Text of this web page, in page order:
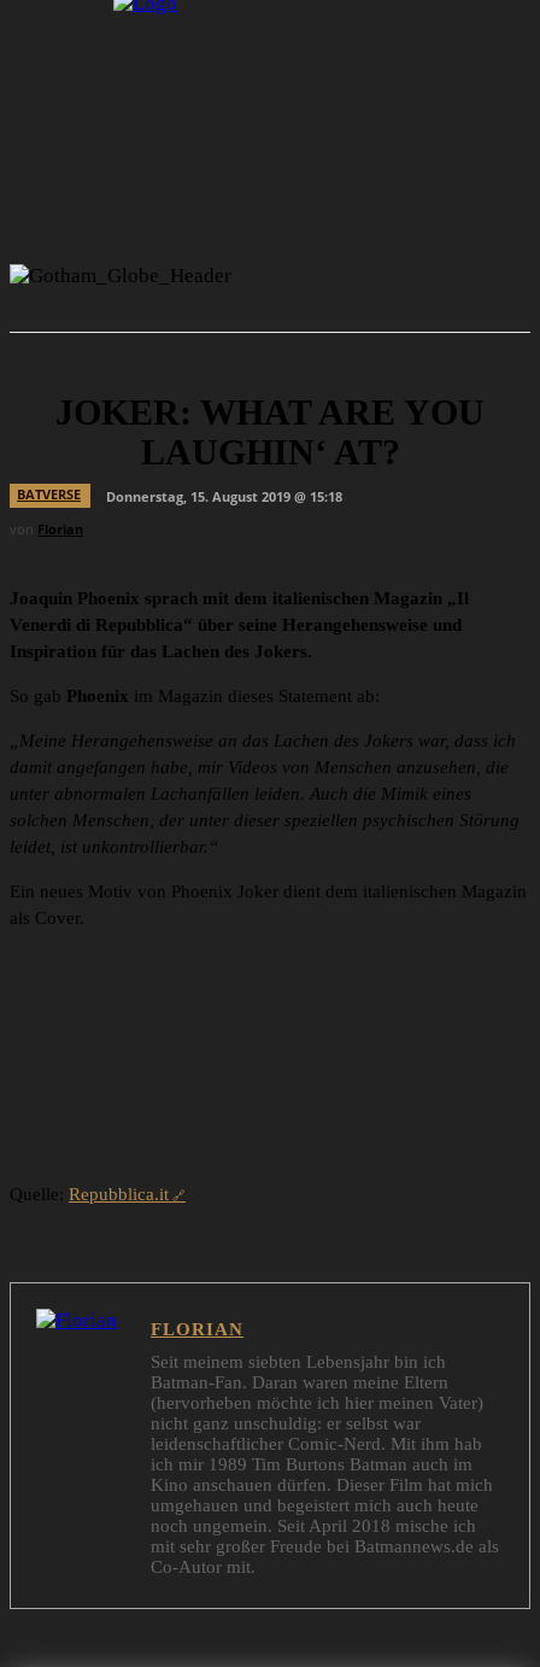
JOKER: WHAT ARE YOU
LAUGHIN‘ AT?
BATVERSE
Donnerstag, 15. August 2019 @ 15:18
von Florian
Joaquin Phoenix sprach mit dem italienischen Magazin „Il
Venerdi di Repubblica“ über seine Herangehensweise und
Inspiration für das Lachen des Jokers.
So gab Phoenix im Magazin dieses Statement ab:
„Meine Herangehensweise an das Lachen des Jokers war, dass ich
damit angefangen habe, mir Videos von Menschen anzusehen, die
unter abnormalen Lachanfällen leiden. Auch die Mimik eines
solchen Menschen, der unter dieser speziellen psychischen Störung
leidet, ist unkontrollierbar.“
Ein neues Motiv von Phoenix Joker dient dem italienischen Magazin
als Cover.
Quelle: Repubblica.it
FLORIAN
Seit meinem siebten Lebensjahr bin ich
Batman-Fan. Daran waren meine Eltern
(hervorheben möchte ich hier meinen Vater)
nicht ganz unschuldig: er selbst war
leidenschaftlicher Comic-Nerd. Mit ihm hab
ich mir 1989 Tim Burtons Batman auch im
Kino anschauen dürfen. Dieser Film hat mich
umgehauen und begeistert mich auch heute
noch ungemein. Seit April 2018 mische ich
mit sehr großer Freude bei Batmannews.de als
Co-Autor mit.